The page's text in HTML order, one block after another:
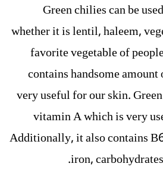
Green chilies can be
whether it is lentil, haleem,
favorite vegetable of
contains handsome
very useful for our skin.
vitamin A which is very
Additionally, it also contains
iron,